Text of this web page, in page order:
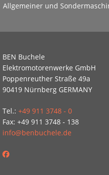
Allgemeiner und
BEN Buchele
Elektromotorenwerke GmbH
Poppenreuther Straße 49a
90419 Nürnberg GERMANY
Tel.: +49 911 3748 - 0
Fax: +49 911 3748 - 138
info@benbuchele.de